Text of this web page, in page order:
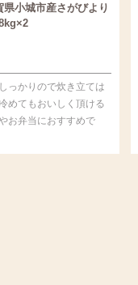
県小城市産さがびより
っかりので炊き立ては
めてもおいしく頂ける
お弁当におすすめで